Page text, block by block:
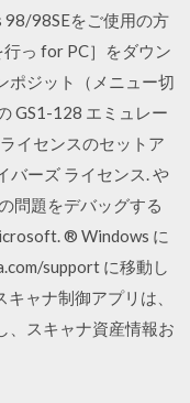
98/98SEをご使用の方
っ for PC］をダウン
ポジット（メニュー切
GS1-128 エミュレー
イセンスのセットア
バーズ ライセンス. や
問題をデバッグする
® Windows に
support に移動し
ャナ制御アプリは、
、スキャナ資産情報お